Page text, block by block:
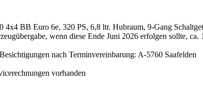
BB Euro 6e, 320 PS, 6,8 ltr. Hubraum, 9-Gang
wenn diese Ende Juni 2026 erfolgen sollte,
nach Terminvereinbarung: A-5760 Saafelden
vorhanden